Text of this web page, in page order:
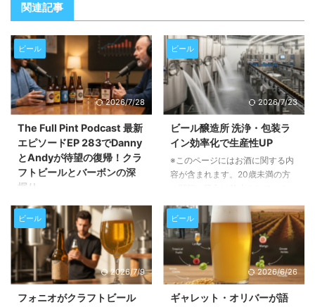
関連記事
ビール
2026/7/28
The Full Pint Podcast 最新
エピソードEP 283でDanny
とAndyが待望の復帰！クラ
フトビールとバーボンの深
掘り
※このページにはお酒に関する内
容が含まれます。20歳未満の方
の閲覧・購入は禁止されていま
す。 この記事では、人気クラフ
トビールポッドキャスト「The
Full Pint Podcast」の最新エピソ
す。長期休暇を経て復帰したパー
ビール
2026/7/23
ビール醸造所 洗浄・包装ラ
イン効率化で生産性UP
※このページにはお酒に関する内
容が含まれます。20歳未満の方
所におけるタンク洗浄、衛生管
理、そして包装ラインの効率化が
いかに重要か、そしてそれらを実
現するための具体的な方法につい
て詳しく解説します。生産性向上
とコスト削減に繋がるヒントが満
載です。 醸造所の衛生管理がな
ビール
2026/7/9
フォニオがクラフトビール
ビール
2026/6/26
ギャレット・オリバーが語